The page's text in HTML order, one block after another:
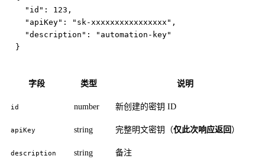
  "id": 123,
  "apiKey": "sk-xxxxxxxxxxxxxxxx",
  "description": "automation-key"
字段 类型 说明
id number 新创建的密钥 ID
apiKey string 完整明文密钥（仅此次响应返回 ）
description string 备注